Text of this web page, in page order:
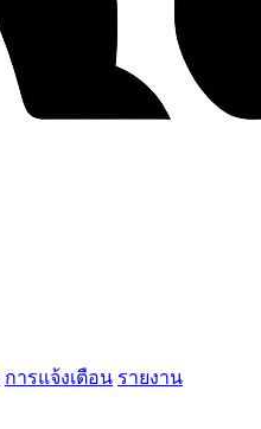
การแจ้งเตือน รายงาน